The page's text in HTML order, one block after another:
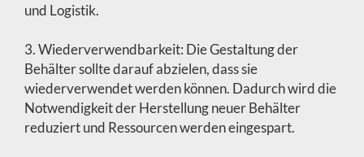
und Logistik.
3. Wiederverwendbarkeit: Die Gestaltung der
Behälter sollte darauf abzielen, dass sie
wiederverwendet werden können. Dadurch wird die
Notwendigkeit der Herstellung neuer Behälter
reduziert und Ressourcen werden eingespart.